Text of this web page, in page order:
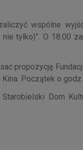
wspólne
tylko)”. O 18.00
propozycję
Początek o godz.
Dom